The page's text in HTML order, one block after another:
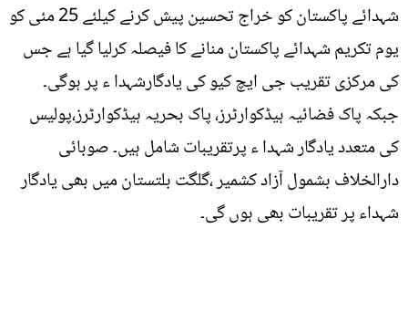
شہدائے پاکستان کو خراج تحسین پیش کرنے کیلئے 25 مئی کو
یوم تکریم شہدائے پاکستان منانے کا فیصلہ کرلیا گیا ہے جس
کی مرکزی تقریب جی ایچ کیو کی یادگارشہدا ء پر ہوگی۔
جبکہ پاک فضائیہ ہیڈکوارٹرز، پاک بحریہ ہیڈکوارٹرز،پولیس
کی متعدد یادگار شہدا ء پرتقریبات شامل ہیں۔ صوبائی
دارالخلاف بشمول آزاد کشمیر ،گلگت بلتستان میں بھی یادگار
شہداء پر تقریبات بھی ہوں گی۔